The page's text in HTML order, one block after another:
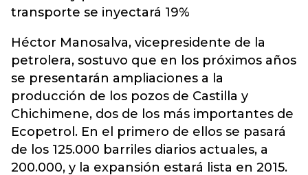
transporte se inyectará 19%
Héctor Manosalva, vicepresidente de la
petrolera, sostuvo que en los próximos años
se presentarán ampliaciones a la
producción de los pozos de Castilla y
Chichimene, dos de los más importantes de
Ecopetrol. En el primero de ellos se pasará
de los 125.000 barriles diarios actuales, a
200.000, y la expansión estará lista en 2015.